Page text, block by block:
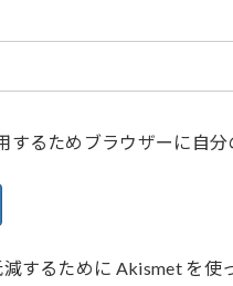
するためブラウザーに自
するために Akismet を使